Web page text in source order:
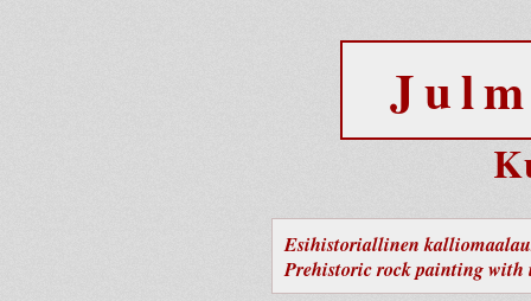
Esihistoriallinen
Prehistoric rock painting with